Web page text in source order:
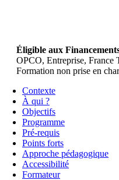
Éligible aux
OPCO, Entreprise, France
Formation non prise en
Contexte
À qui ?
Objectifs
Programme
Pré-requis
Points forts
Approche pédagogique
Accessibilité
Formateur